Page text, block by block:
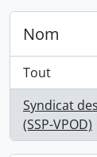
Nom
Tout
Syndicat
(SSP-VPOD)
, 1 résultats